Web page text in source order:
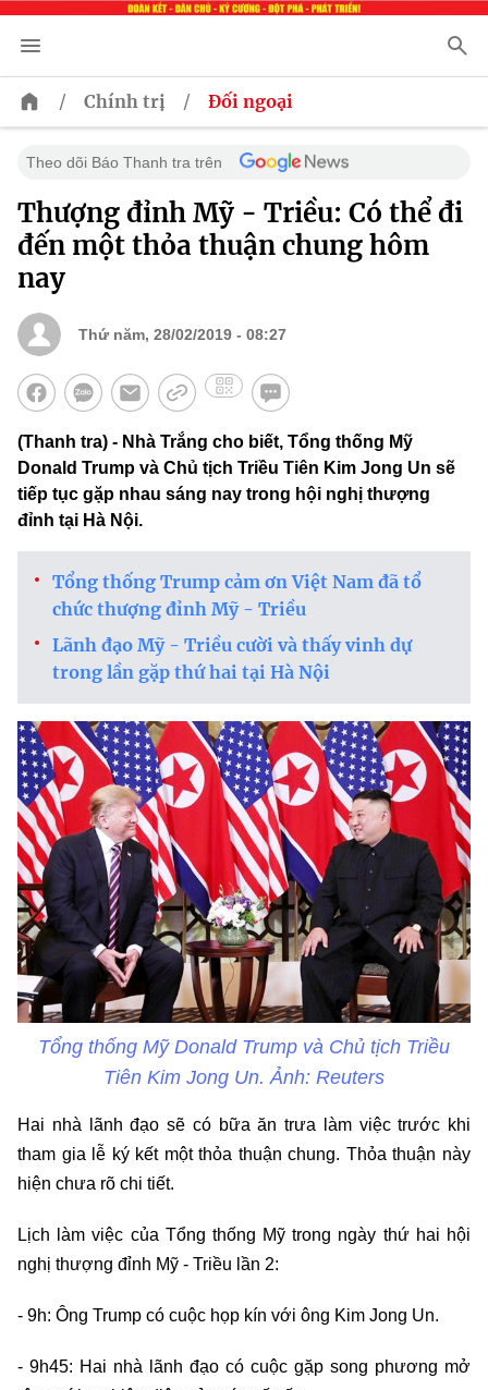
/ Chính trị / Đối ngoại
Theo dõi Báo Thanh tra trên
Thượng đỉnh Mỹ - Triều: Có thể đi
đến một thỏa thuận chung hôm
nay
Thứ năm, 28/02/2019 - 08:27
(Thanh tra) - Nhà Trắng cho biết, Tổng thống Mỹ
Donald Trump và Chủ tịch Triều Tiên Kim Jong Un sẽ
tiếp tục gặp nhau sáng nay trong hội nghị thượng
đỉnh tại Hà Nội.
Tổng thống Trump cảm ơn Việt Nam đã tổ
chức thượng đỉnh Mỹ - Triều
Lãnh đạo Mỹ - Triều cười và thấy vinh dự
trong lần gặp thứ hai tại Hà Nội
Tổng thống Mỹ Donald Trump và Chủ tịch Triều
Tiên Kim Jong Un. Ảnh: Reuters
Hai nhà lãnh đạo sẽ có bữa ăn trưa làm việc trước khi
tham gia lễ ký kết một thỏa thuận chung. Thỏa thuận này
hiện chưa rõ chi tiết.
Lịch làm việc của Tổng thống Mỹ trong ngày thứ hai hội
nghị thượng đỉnh Mỹ - Triều lần 2:
- 9h: Ông Trump có cuộc họp kín với ông Kim Jong Un.
- 9h45: Hai nhà lãnh đạo có cuộc gặp song phương mở